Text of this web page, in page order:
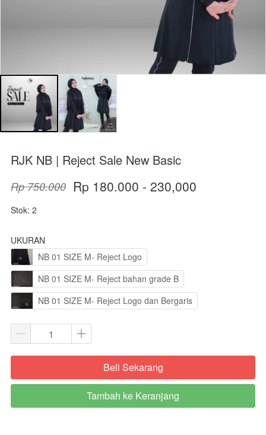
RJK NB | Reject Sale New Basic
Rp 750.000 Rp 180.000 - 230,000
Stok: 2
UKURAN
NB 01 SIZE M- Reject Logo
NB 01 SIZE M- Reject bahan grade B
NB 01 SIZE M- Reject Logo dan Bergaris
`Beli Sekarang
`
Tambah ke Keranjang